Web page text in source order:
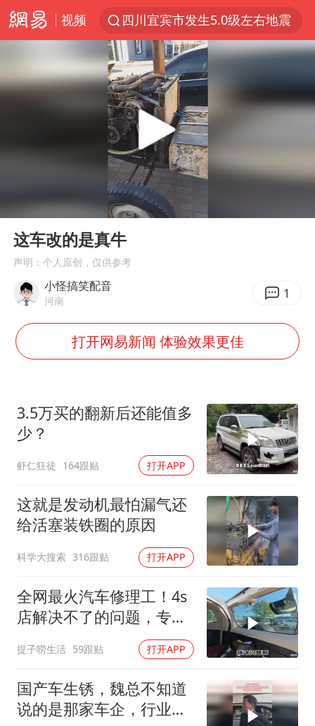
视频
四川宜宾市发生5.0级左右地震
改名后的“青海拉面”店
1岁宝宝碰坏纸巾盒 宝妈被索赔924元
97岁英国奶奶飞上天再破吉尼斯纪录
“空调24小时开着更省电”不实
公司“上四休三”但要降薪1000元
Play
00:00
这车改的是真牛
声明：个人原创，仅供参考
小怪搞笑配音
河南 1
打开网易新闻 体验效果更佳
3.5万买的翻新后还能值多
少？
虾仁狂徒 164跟贴 打开APP
这就是发动机最怕漏气还
给活塞装铁圈的原因
科学大搜索 316跟贴 打开APP
全网最火汽车修理工！4s
店解决不了的问题，专程
提子唠生活 59跟贴 打开APP
国产车生锈，魏总不知道
说的是那家车企，行业内